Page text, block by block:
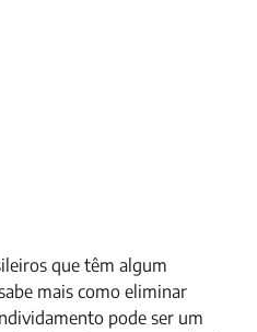
que têm algum
mais como eliminar
pode ser um